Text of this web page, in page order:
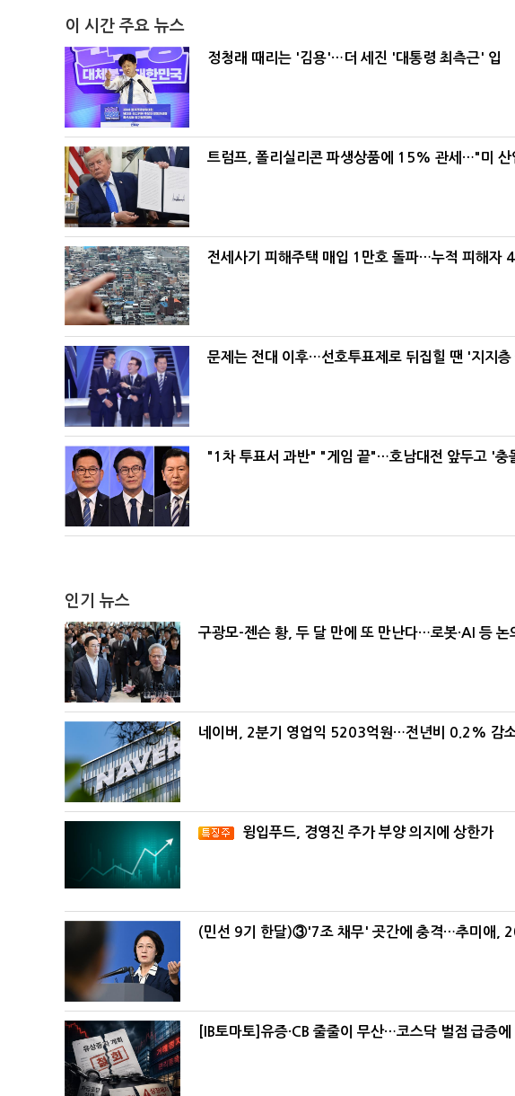
이 시간 주요 뉴스
정청래 때리는 '김용'…더 세진 '대통령 최측근' 입
트럼프, 폴리실리콘 파생상품에 15% 관세…"미 산
전세사기 피해주택 매입 1만호 돌파…누적 피해자
문제는 전대 이후…선호투표제로 뒤집힐 땐 '지지층
"1차 투표서 과반" "게임 끝"…호남대전 앞두고 '충
인기 뉴스
구광모-젠슨 황, 두 달 만에 또 만난다…로봇·AI 등 논
네이버, 2분기 영업익 5203억원…전년비 0.2% 감
윙입푸드, 경영진 주가 부양 의지에 상한가
(민선 9기 한달)③'7조 채무' 곳간에 충격…추미애,
[IB토마토]유증·CB 줄줄이 무산…코스닥 벌점 급증에